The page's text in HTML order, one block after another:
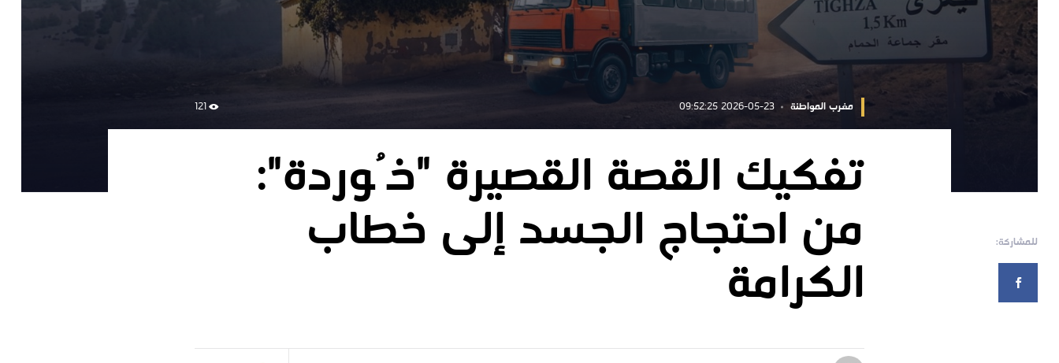
مغرب المواطنة 2026-05-23 09:52:25
121
للمشاركة:
تفكيك القصة القصيرة "خُوردة":
من احتجاج الجسد إلى خطاب
الكرامة